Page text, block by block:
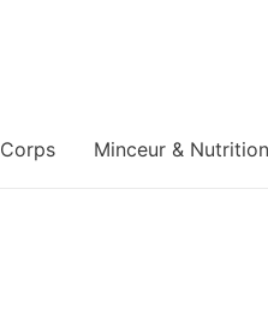
Corps Minceur & Nutrition